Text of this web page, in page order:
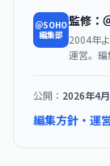
＠SOHO
編集部
監修：
2004年
運営。編
公開： 2026年4
編集方針・運